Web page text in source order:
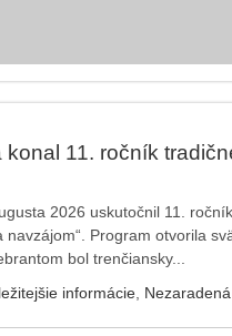
konal 11. ročník
2026 uskutočnil 11.
navzájom“. Program otvorila
bol trenčiansky...
informácie Nezaradená